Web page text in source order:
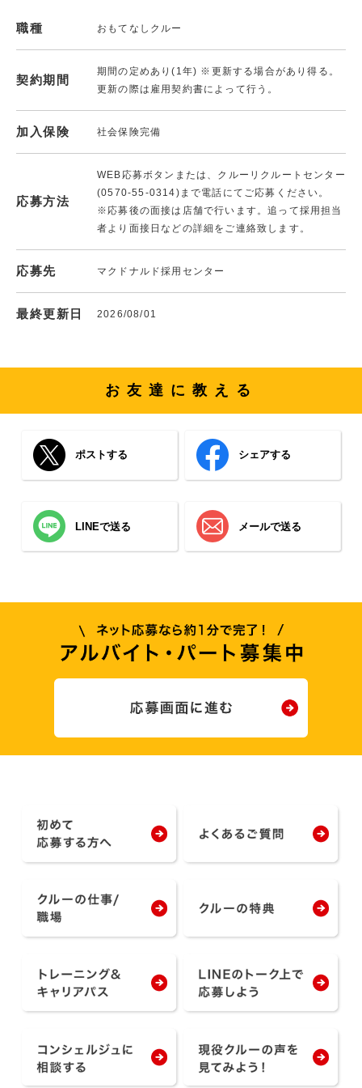
職種 おもてなしクルー
契約期間
期間の定めあり(1年) ※更新する場合があり得る。
更新の際は雇用契約書によって行う。
加入保険 社会保険完備
応募方法
WEB応募ボタンまたは、クルーリクルートセンター
(0570-55-0314)まで電話にてご応募ください。
※応募後の面接は店舗で行います。追って採用担当
者より面接日などの詳細をご連絡致します。
応募先 マクドナルド採用センター
最終更新日 2026/08/01
お友達に教える
ポストする シェアする
LINEで送る メールで送る